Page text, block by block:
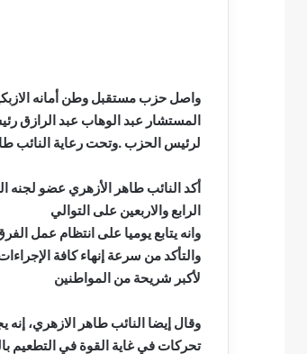
واصل حزب مستقبل وطن أمانه
المستشار عبد الوهاب عبد الرازق
لرئيس الحزب .وتحت رعاية النائب
أكد النائب طاهر الأزهري عضو لجنه
الرابع والاربعين على التوالي
وانه يتابع يوميا على انتظام عمل
والتأكد من سرعة إنهاء كافة
لأكبر شريحة من المواطنين
وقال إيضا النائب طاهر الازهري،
تحركات في غاية القوة في التطعيم
سيف
….
يكتب
عطوه
القرن
21